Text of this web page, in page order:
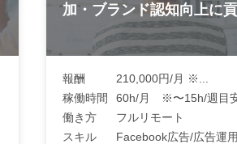
加・ブランド認知向上に
報酬
210,000円/月 ※...
稼働時間
60h/月 ※〜15h/週目
働き方
フルリモート
スキル
Facebook広告/広告運用